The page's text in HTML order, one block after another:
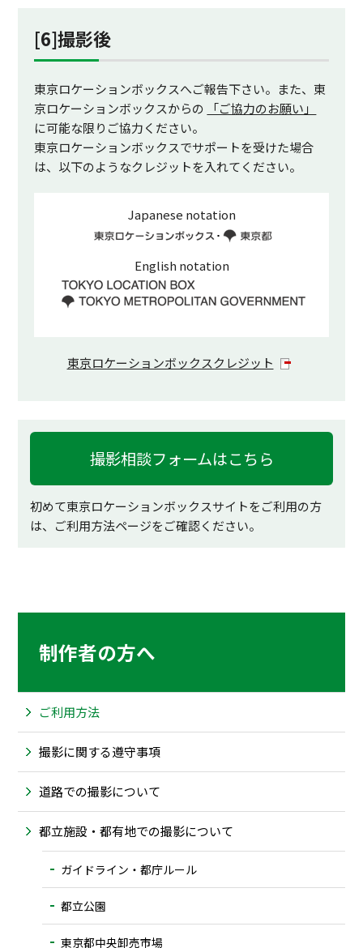
[6]撮影後
東京ロケーションボックスへご報告下さい。また、東
京ロケーションボックスからの
「ご協力のお願い」
に可能な限りご協力ください。
東京ロケーションボックスでサポートを受けた場合
は、以下のようなクレジットを入れてください。
Japanese notation
English notation
東京ロケーションボックスクレジット
撮影相談フォームはこちら
初めて東京ロケーションボックスサイトをご利用の方
は、ご利用方法ページをご確認ください。
制作者の方へ
ご利用方法
撮影に関する遵守事項
道路での撮影について
都立施設・都有地での撮影について
ガイドライン・都庁ルール
都立公園
東京都中央卸売市場